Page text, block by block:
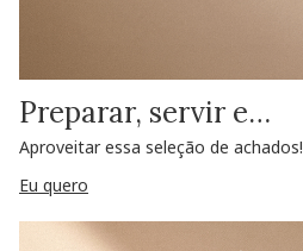
Preparar, servir e…
Aproveitar essa seleção de achados!
Eu quero